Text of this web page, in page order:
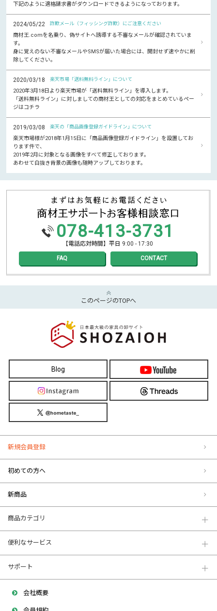
下記のように適格請求書がダウンロードできるようになっております。
2024/05/22 詐欺メール（フィッシング詐欺）にご注意ください
商材王.comを名乗り、偽サイトへ誘導する不審なメールが確認されていま
す。
身に覚えのない不審なメールやSMSが届いた場合には、開封せず速やかに削
除してください。
2020/03/18 楽天市場「送料無料ライン」について
2020年3月18日より楽天市場が「送料無料ライン」を導入します。
「送料無料ライン」に対しましての商材王としての対応をまとめているペー
ジはコチラ
2019/03/08 楽天の「商品画像登録ガイドライン」について
楽天市場様が2018年1月15日に「商品画像登録ガイドライン」を設置してお
ります件で、
2019年2月に対象となる画像をすべて修正しております。
あわせて白抜き背景の画像も随時アップしております。
078-413-3731
【電話応対時間】平日 9:00 - 17:30
FAQ CONTACT
このページのTOPへ
Blog
新規会員登録
初めての方へ
新商品
商品カテゴリ
便利なサービス
サポート
会社概要